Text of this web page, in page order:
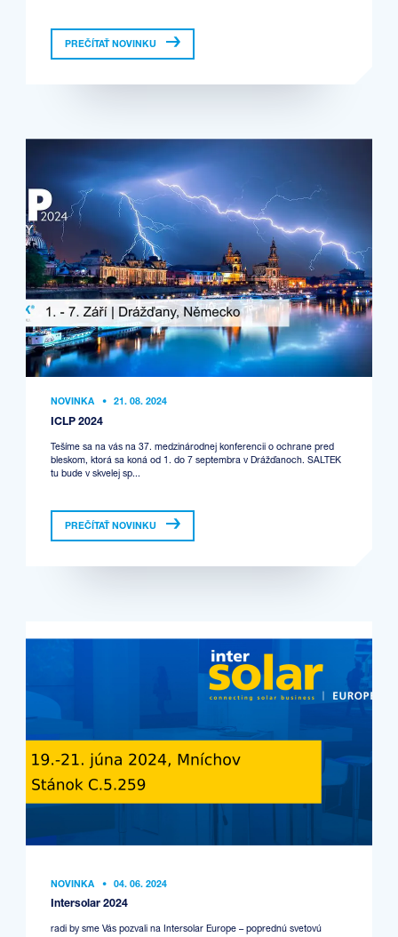
PREČÍTAŤ NOVINKU
NOVINKA • 21. 08. 2024
ICLP 2024
Tešíme sa na vás na 37. medzinárodnej konferencii o ochrane pred
bleskom, ktorá sa koná od 1. do 7 septembra v Drážďanoch. SALTEK
tu bude v skvelej sp...
PREČÍTAŤ NOVINKU
NOVINKA • 04. 06. 2024
Intersolar 2024
radi by sme Vás pozvali na Intersolar Europe – poprednú svetovú